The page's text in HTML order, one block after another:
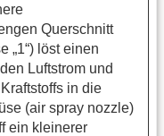
Querschnitt
„1“) löst einen
Luftstrom und
in die
(air spray nozzle)
ein kleinerer